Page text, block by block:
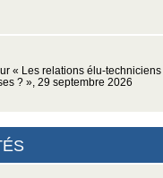
« Les relations élu-
? », 29 septembre 2026